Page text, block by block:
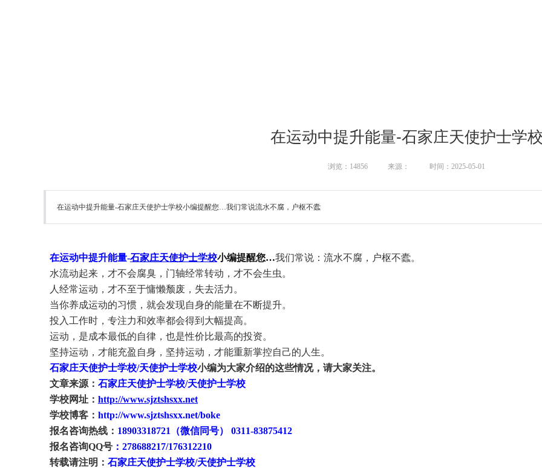
在运动中提升能量-石家庄天使护士学
浏览：14856 来源： 时间：2025-05-01
在运动中提升能量-石家庄天使护士学校小编提醒您…我们常说流水不腐，户枢不蠹
在运动中提升能量-石家庄天使护士学校小编提醒您…我们常说：流水不腐，户枢不蠹。
水流动起来，才不会腐臭，门轴经常转动，才不会生虫。
人经常运动，才不至于慵懒颓废，失去活力。
当你养成运动的习惯，就会发现自身的能量在不断提升。
投入工作时，专注力和效率都会得到大幅提高。
运动，是成本最低的自律，也是性价比最高的投资。
坚持运动，才能充盈自身，坚持运动，才能重新掌控自己的人生。
石家庄天使护士学校/天使护士学校小编为大家介绍的这些情况，请大家关注。
文章来源： 石家庄天使护士学校/天使护士学校
学校网址： http://www.sjztshsxx.net
学校博客： http://www.sjztshsxx.net/boke
报名咨询热线： 18903318721（微信同号） 0311-83875412
报名咨询QQ号 ： 278688217/176312210
转载请注明： 石家庄天使护士学校/天使护士学校